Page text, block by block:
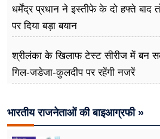
धर्मेंद्र प्रधान ने इस्तीफे के दो हफ्ते बाद
पर दिया बड़ा बयान
श्रीलंका के खिलाफ टेस्ट सीरीज में बन
गिल-जडेजा-कुलदीप पर रहेंगी नजरें
भारतीय राजनेताओं की बाइआग्रफी »